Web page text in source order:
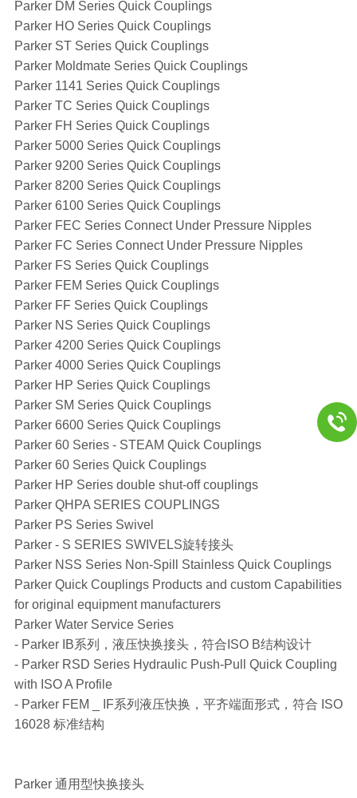
Parker DM Series Quick Couplings
Parker HO Series Quick Couplings
Parker ST Series Quick Couplings
Parker Moldmate Series Quick Couplings
Parker 1141 Series Quick Couplings
Parker TC Series Quick Couplings
Parker FH Series Quick Couplings
Parker 5000 Series Quick Couplings
Parker 9200 Series Quick Couplings
Parker 8200 Series Quick Couplings
Parker 6100 Series Quick Couplings
Parker FEC Series Connect Under Pressure Nipples
Parker FC Series Connect Under Pressure Nipples
Parker FS Series Quick Couplings
Parker FEM Series Quick Couplings
Parker FF Series Quick Couplings
Parker NS Series Quick Couplings
Parker 4200 Series Quick Couplings
Parker 4000 Series Quick Couplings
Parker HP Series Quick Couplings
Parker SM Series Quick Couplings
Parker 6600 Series Quick Couplings
Parker 60 Series - STEAM Quick Couplings
Parker 60 Series Quick Couplings
Parker HP Series double shut-off couplings
Parker QHPA SERIES COUPLINGS
Parker PS Series Swivel
Parker - S SERIES SWIVELS旋转接头
Parker NSS Series Non-Spill Stainless Quick Couplings
Parker Quick Couplings Products and custom Capabilities
for original equipment manufacturers
Parker Water Service Series
- Parker IB系列，液压快换接头，符合ISO B结构设计
- Parker RSD Series Hydraulic Push-Pull Quick Coupling
with ISO A Profile
- Parker FEM _ IF系列液压快换，平齐端面形式，符合 ISO
16028 标准结构
Parker 通用型快换接头